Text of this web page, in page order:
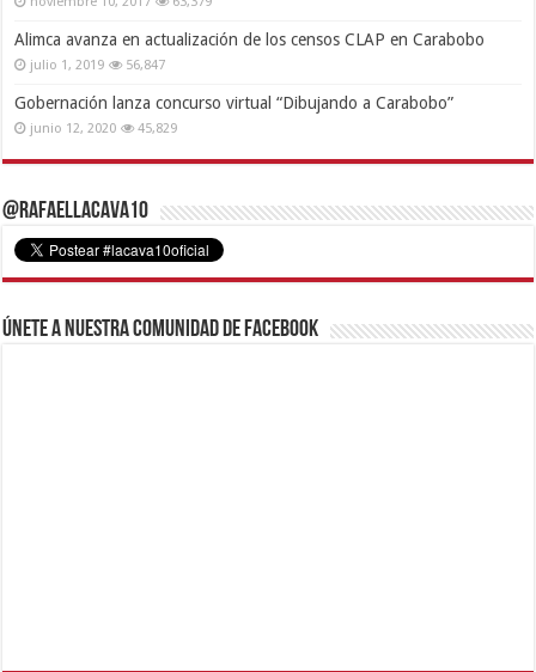
Alimca avanza en actualización de los censos CLAP en Carabobo
julio 1, 2019 56,847
Gobernación lanza concurso virtual “Dibujando a Carabobo”
junio 12, 2020 45,829
@RafaelLacava10
Únete a nuestra comunidad de Facebook